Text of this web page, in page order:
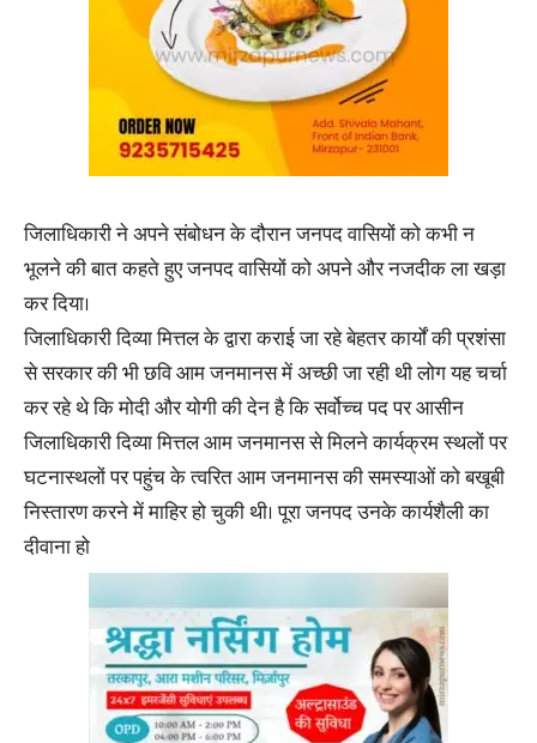
जिलाधिकारी ने अपने संबोधन के दौरान जनपद वासियों को कभी न
भूलने की बात कहते हुए जनपद वासियों को अपने और नजदीक ला खड़ा
कर दिया।
जिलाधिकारी दिव्या मित्तल के द्वारा कराई जा रहे बेहतर कार्यों की प्रशंसा
से सरकार की भी छवि आम जनमानस में अच्छी जा रही थी लोग यह चर्चा
कर रहे थे कि मोदी और योगी की देन है कि सर्वोच्च पद पर आसीन
जिलाधिकारी दिव्या मित्तल आम जनमानस से मिलने कार्यक्रम स्थलों पर
घटनास्थलों पर पहुंच के त्वरित आम जनमानस की समस्याओं को बखूबी
निस्तारण करने में माहिर हो चुकी थी। पूरा जनपद उनके कार्यशैली का
दीवाना हो